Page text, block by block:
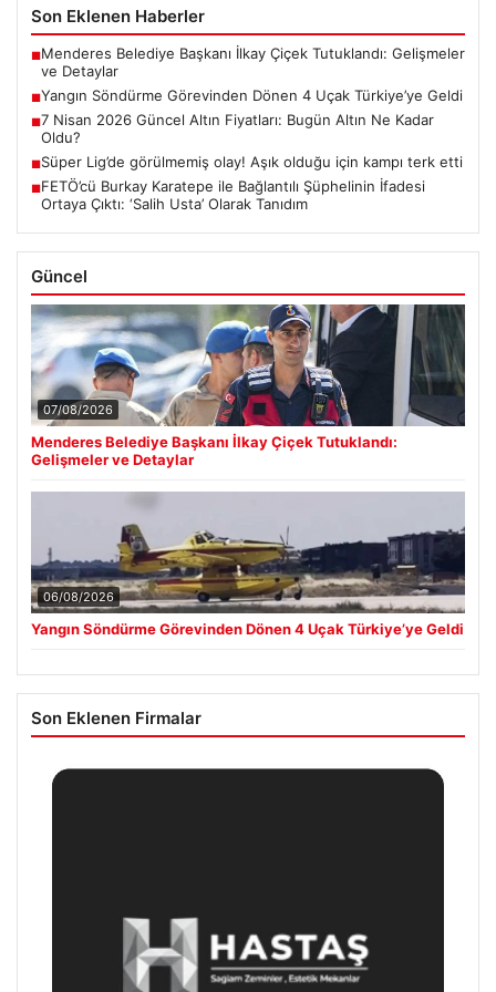
Son Eklenen Haberler
■Menderes Belediye Başkanı İlkay Çiçek Tutuklandı: Gelişmeler
ve Detaylar
■Yangın Söndürme Görevinden Dönen 4 Uçak Türkiye’ye Geldi
■7 Nisan 2026 Güncel Altın Fiyatları: Bugün Altın Ne Kadar
Oldu?
■Süper Lig’de görülmemiş olay! Aşık olduğu için kampı terk etti
■FETÖ’cü Burkay Karatepe ile Bağlantılı Şüphelinin İfadesi
Ortaya Çıktı: ‘Salih Usta’ Olarak Tanıdım
Güncel
07/08/2026
Menderes Belediye Başkanı İlkay Çiçek Tutuklandı:
Gelişmeler ve Detaylar
06/08/2026
Yangın Söndürme Görevinden Dönen 4 Uçak Türkiye’ye Geldi
Son Eklenen Firmalar